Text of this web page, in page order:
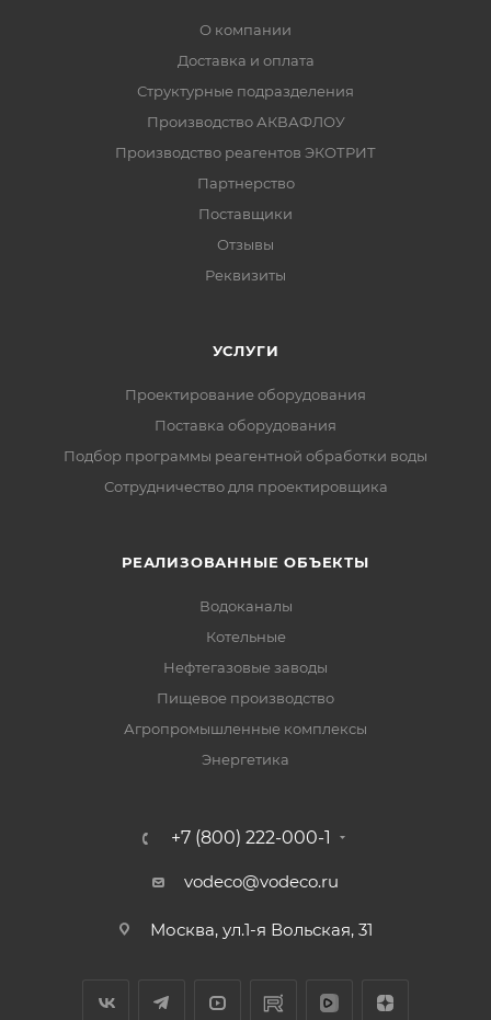
О компании
Доставка и оплата
Структурные подразделения
Производство АКВАФЛОУ
Производство реагентов ЭКОТРИТ
Партнерство
Поставщики
Отзывы
Реквизиты
УСЛУГИ
Проектирование оборудования
Поставка оборудования
Подбор программы реагентной обработки воды
Сотрудничество для проектировщика
РЕАЛИЗОВАННЫЕ ОБЪЕКТЫ
Водоканалы
Котельные
Нефтегазовые заводы
Пищевое производство
Агропромышленные комплексы
Энергетика
+7 (800) 222-000-1
vodeco@vodeco.ru
Москва, ул.1-я Вольская, 31